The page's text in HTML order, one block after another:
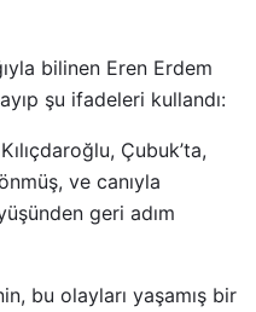
bilinen Eren Erdem
şu ifadeleri kullandı:
Çubuk’ta,
ve canıyla
geri adım
bu olayları yaşamış bir